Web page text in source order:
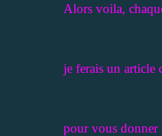
Alors voila,
je ferais un article
pour vous donner